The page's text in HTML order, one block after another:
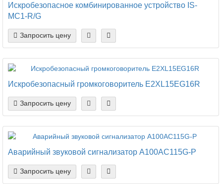
Искробезопасное комбинированное устройство IS-
MC1-R/G
Запросить цену
Искробезопасный громкоговоритель E2XL15EG16R
Запросить цену
Аварийный звуковой сигнализатор A100AC115G-P
Запросить цену